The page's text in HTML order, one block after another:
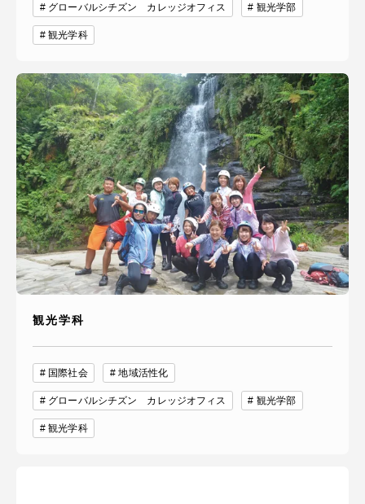
グローバルシチズン カレッジオフィス 観光学部
観光学科
観光学科
国際社会 地域活性化
グローバルシチズン カレッジオフィス 観光学部
観光学科